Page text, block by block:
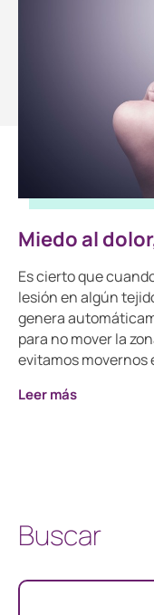
Miedo al
Es cierto que
lesión en algún
genera
para no mover la
evitamos movernos
Leer más
Buscar